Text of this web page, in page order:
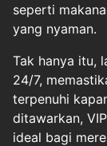
seperti
yang nyaman.
Tak hanya itu,
24/7,
terpenuhi
ditawarkan,
ideal bagi